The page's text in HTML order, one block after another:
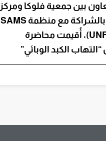
بين جمعية فلوكا ومركز
رعاية المرأة، وبالشراكة مع منظمة SAMS
ومنظمة (UNFPA)، أُقيمت محاضرة
الكبد الوبائي”